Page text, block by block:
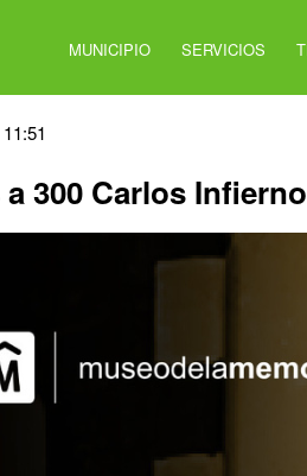
MUNICIPIO SERVICIOS
300 Carlos